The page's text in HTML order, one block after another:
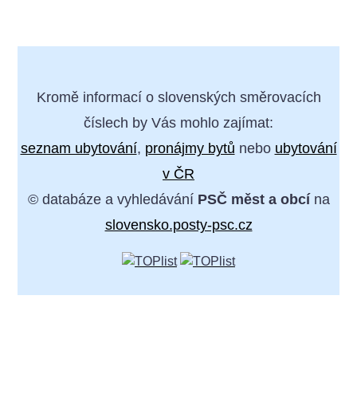
Kromě informací o slovenských směrovacích
číslech by Vás mohlo zajímat:
seznam ubytování, pronájmy bytů nebo ubytování
v ČR
© databáze a vyhledávání PSČ měst a obcína
slovensko.posty-psc.cz